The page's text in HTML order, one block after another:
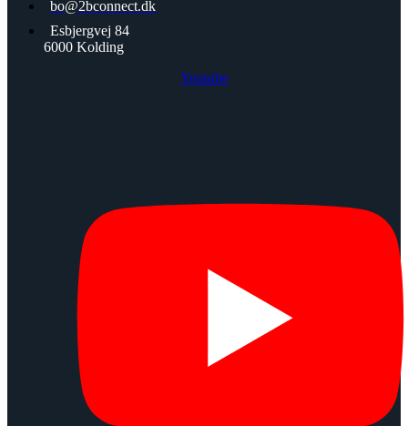
bo@2bconnect.dk
Esbjergvej 84
6000 Kolding
Youtube